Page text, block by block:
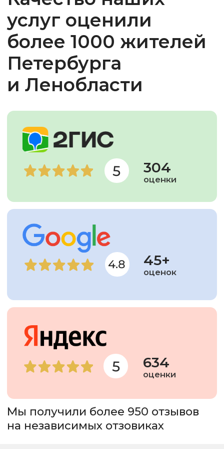
Мы официальный дилер всех
моделей
в каталоге —
вы получите
полную гарантию
Скидка 30% на монтаж
кондиционера у нас
Мы подобрали 16 лучших
кондиционеров
от 30 тыс. ₽ под площадь
от 15 до 45 м²